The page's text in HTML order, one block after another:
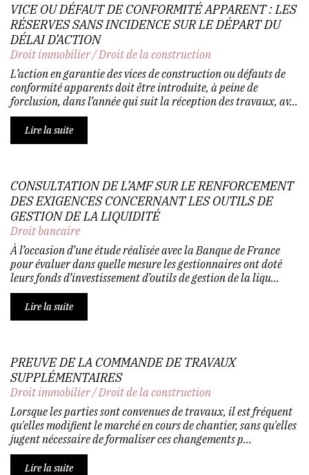
VICE OU DÉFAUT DE CONFORMITÉ APPARENT : LES
RÉSERVES SANS INCIDENCE SUR LE DÉPART DU
DÉLAI D’ACTION
Droit immobilier/Droit de la construction
L’action en garantie des vices de construction ou défauts de
conformité apparents doit être introduite, à peine de
forclusion, dans l’année qui suit la réception des travaux, av...
Lire la suite
CONSULTATION DE L’AMF SUR LE RENFORCEMENT
DES EXIGENCES CONCERNANT LES OUTILS DE
GESTION DE LA LIQUIDITÉ
Droit bancaire
À l’occasion d’une étude réalisée avec la Banque de France
pour évaluer dans quelle mesure les gestionnaires ont doté
leurs fonds d’investissement d’outils de gestion de la liqu...
Lire la suite
PREUVE DE LA COMMANDE DE TRAVAUX
SUPPLÉMENTAIRES
Droit immobilier/Droit de la construction
Lorsque les parties sont convenues de travaux, il est fréquent
qu'elles modifient le marché en cours de chantier, sans qu'elles
jugent nécessaire de formaliser ces changements p...
Lire la suite